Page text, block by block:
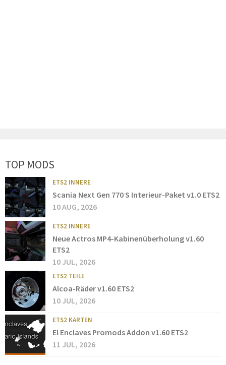
TOP MODS
ETS2 INNERE
Scania Next Gen 770 S Interieur-Paket v1.0 ETS2
10 AUG, 2026
ETS2 INNERE
Neue Actros MP4-Kabinenüberholung v1.60
ETS2
10 JUL, 2026
ETS2 TEILE
Alcoa-Räder v1.60 ETS2
10 JUL, 2026
ETS2 KARTEN
El Enclaves Promods Addon v1.60 ETS2
11 JUL, 2026